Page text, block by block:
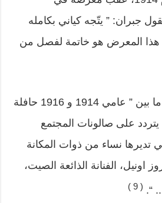
جبران: ” يتّجه كياني بكامله
هذا المعرض هو خاتمة لفصل من
كانت الفترة الواقعة ما بين ” عامي 1914 و 1916 حافلة
يتردد على صالونات المجتمع
تديرها نساء من ذوات المكانة
اونيل، الفنانة الذائعة الصيت،
“.
( 9 )